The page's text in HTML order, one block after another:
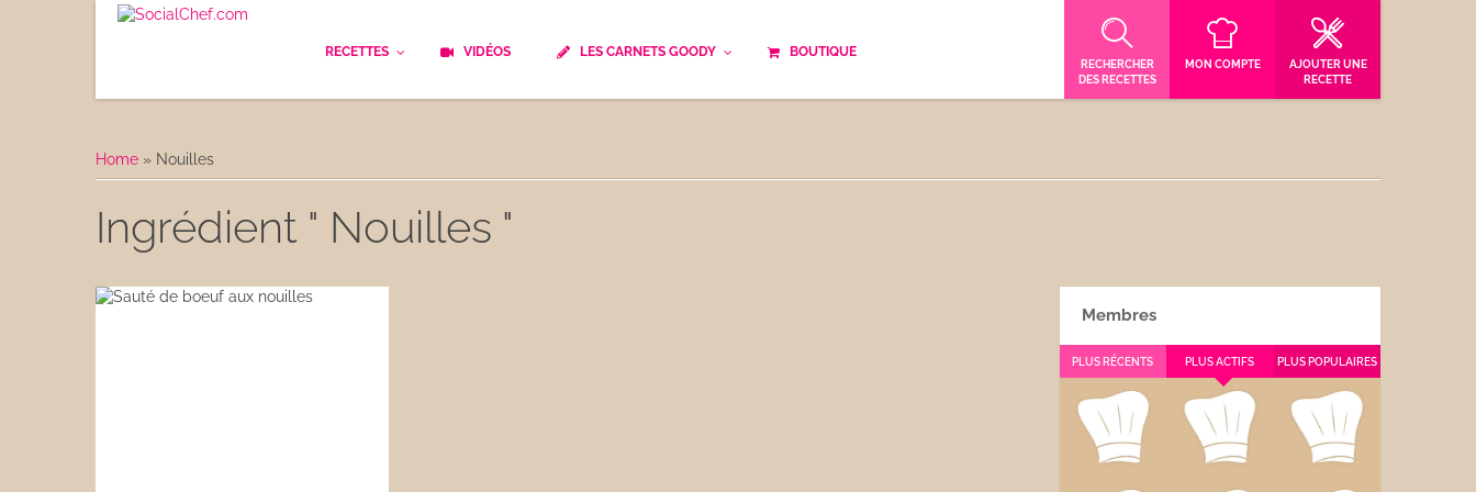
RECETTES
Le Pain
Apéritifs
Déjeuner
Cuisine française traditionnelle
VIDÉOS LES CARNETS GOODY
Spécialité culinaire
BOUTIQUE
RECHERCHER
DES RECETTES
MON COMPTE
AJOUTER UNE
RECETTE
Home » Nouilles
Ingrédient " Nouilles "
Membres
PLUS RÉCENTS PLUS ACTIFS PLUS POPULAIRES